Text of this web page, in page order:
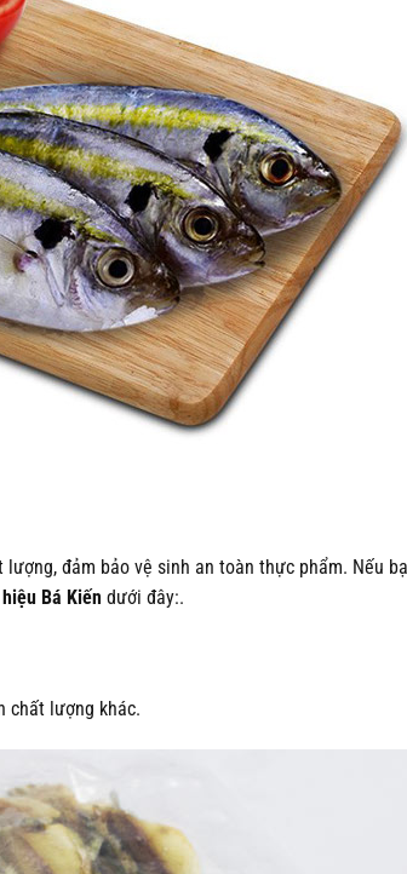
đảm bảo vệ sinh an toàn thực phẩm. Nếu
Bá Kiến dưới đây:.
chất lượng khác.